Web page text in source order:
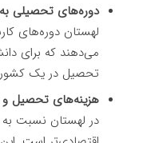
دوره‌های تحصیلی
لهستان دوره‌های
می‌دهند که برای
تحصیل در یک کشور
هزینه‌های تحصیل و
در لهستان نسبت به